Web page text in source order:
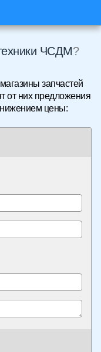
ЧСДМ?
запчастей
от них предложения
цены: